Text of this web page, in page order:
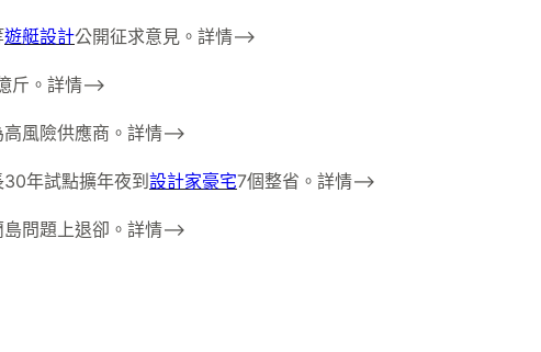
遊艇設計公開征求意見。詳情–>
斤。詳情–>
風險供應商。詳情–>
年試點擴年夜到 設計家豪宅7個整省。詳情–>
島問題上退卻。詳情–>